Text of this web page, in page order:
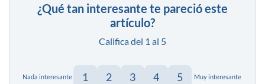
¿Qué tan interesante te pareció este
artículo?
Califica del 1 al 5
Nada interesante 1 2 3 4 5 Muy interesante